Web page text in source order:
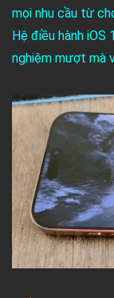
mọi nhu cầu từ
Hệ điều hành
nghiệm mượt mà